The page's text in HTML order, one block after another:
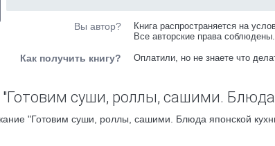
Вы автор?
Книга распространяется на
Все авторские права соблюдены.
Как получить книгу? Оплатили, но не знаете что
суши, роллы, сашими. Блюда
"Готовим суши, роллы, сашими. Блюда японской